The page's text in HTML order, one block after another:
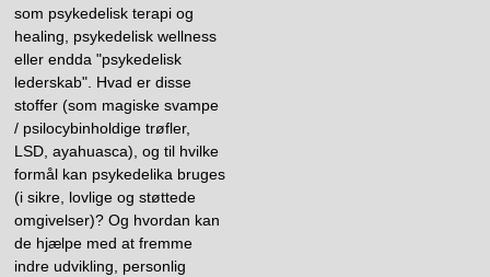
som psykedelisk terapi og
healing, psykedelisk wellness
eller endda "psykedelisk
lederskab". Hvad er disse
stoffer (som magiske svampe
/ psilocybinholdige trøfler,
LSD, ayahuasca), og til hvilke
formål kan psykedelika bruges
(i sikre, lovlige og støttede
omgivelser)? Og hvordan kan
de hjælpe med at fremme
indre udvikling, personlig